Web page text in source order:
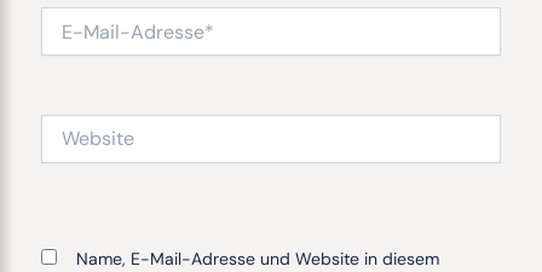
Mail-
Website
Name, E-Mail-Adresse und Website in diesem